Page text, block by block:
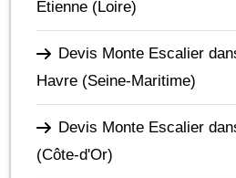
Étienne (Loire)
Devis Monte Escalier
Havre (Seine-Maritime)
Devis Monte Escalier
(Côte-d'Or)